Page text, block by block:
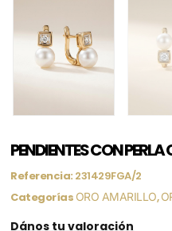
PENDIENTES CON
Referencia: 231429FGA/2
Categorías ORO AMARILLO,
Dános tu valoración